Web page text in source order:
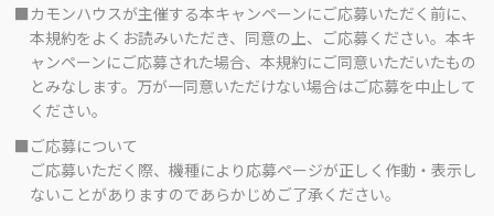
■カモンハウスが主催する本キャンペーンにご応募いただく前に、
本規約をよくお読みいただき、同意の上、ご応募ください。本キ
ャンペーンにご応募された場合、本規約にご同意いただいたもの
とみなします。万が一同意いただけない場合はご応募を中止して
ください。
■ご応募について
ご応募いただく際、機種により応募ページが正しく作動・表示し
ないことがありますのであらかじめご了承ください。